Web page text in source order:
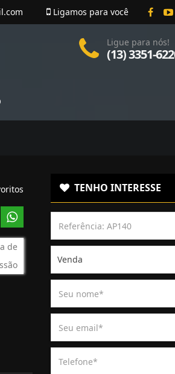
Ligamos para você
Ligue para nós!
(13) 3351-
de
TENHO INTERESSE
Venda